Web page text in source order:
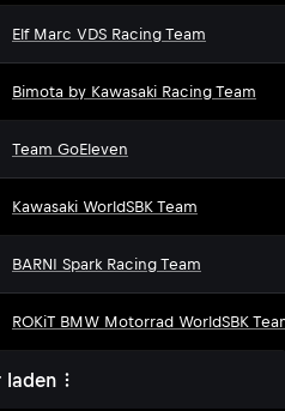
Elf Marc VDS Racing Team
Bimota by Kawasaki Racing Team
Team GoEleven
Kawasaki WorldSBK Team
BARNI Spark Racing Team
ROKiT BMW Motorrad WorldSBK
laden